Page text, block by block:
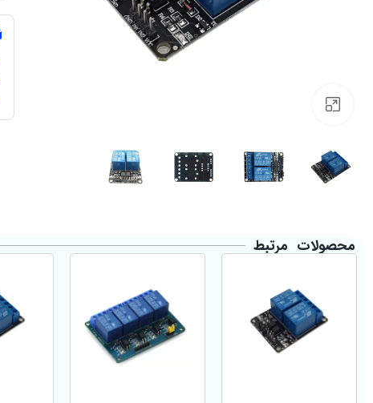
محصولات مرتبط